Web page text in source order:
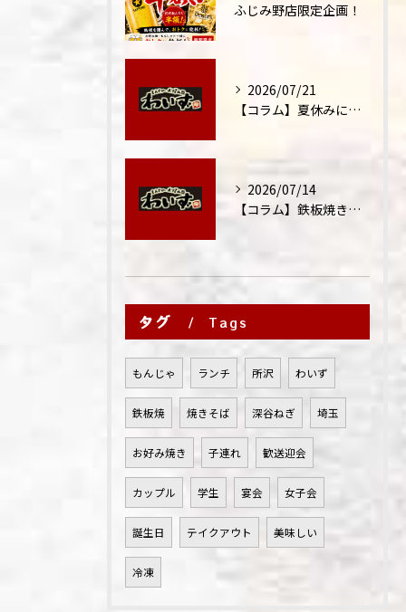
ふじみ野店限定企画！
2026/07/21
【コラム】夏休みに家族外食が増える理由
2026/07/14
【コラム】鉄板焼きが"コミュニケーション飯"と呼ばれる理由
タグ Tags
もんじゃ ランチ 所沢 わいず
鉄板焼 焼きそば 深谷ねぎ 埼玉
お好み焼き 子連れ 歓送迎会
カップル 学生 宴会 女子会
誕生日 テイクアウト 美味しい
冷凍